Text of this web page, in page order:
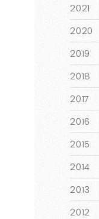
2021
2020
2019
2018
2017
2016
2015
2014
2013
2012